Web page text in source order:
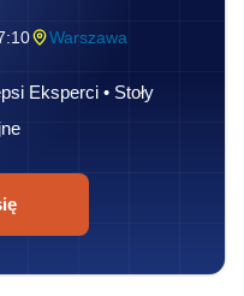
Warszawa
Eksperci • Stoły